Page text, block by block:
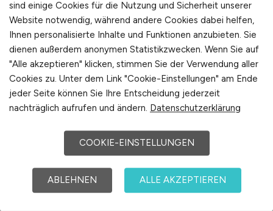
die sich an der tatsächlichen Arbeitsrealität im
Labor orientieren. Sie können gezielt nach
Analysemethoden wie PCR, ELISA,
Massenspektrometrie oder
Durchflusszytometrie filtern. Auch spezifische
Softwarelösungen – etwa LIMS-Anbindungen,
LIS-Schnittstellen oder Middleware-
Hinzu kommen Kriterien wie Schichtmodell (z. B.
rollierende Dienste, Bereitschaftszeiten,
Rufbereitschaft), Arbeitszeitgestaltung
(Teilzeit/Vollzeit/Flexmodell), Trägerschaft
sind einige Cookies für die Nutzung und Sicherheit unserer
Website notwendig, während andere Cookies dabei helfen,
Ihnen personalisierte Inhalte und Funktionen anzubieten. Sie
dienen außerdem anonymen Statistikzwecken. Wenn Sie auf
"Alle akzeptieren" klicken, stimmen Sie der Verwendung aller
Cookies zu. Unter dem Link "Cookie-Einstellungen" am Ende
jeder Seite können Sie Ihre Entscheidung jederzeit
nachträglich aufrufen und ändern. Datenschutzerklärung
COOKIE-EINSTELLUNGEN
ABLEHNEN ALLE AKZEPTIEREN